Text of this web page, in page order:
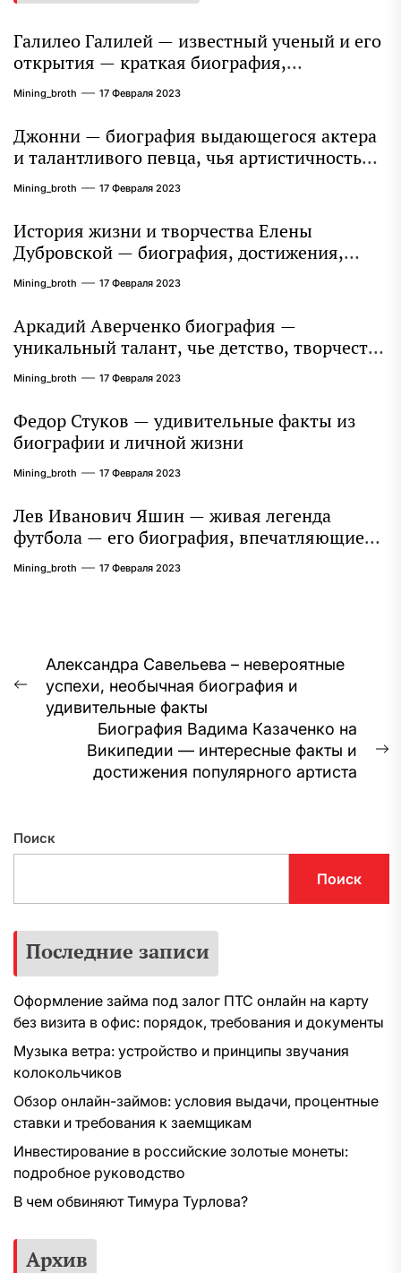
Галилео Галилей — известный ученый и его
открытия — краткая биография,
достижения и вклад в науку
Mining_broth 17 Февраля 2023
Джонни — биография выдающегося актера
и талантливого певца, чья артистичность
захватывает миллионы сердец
Mining_broth 17 Февраля 2023
История жизни и творчества Елены
Дубровской — биография, достижения,
интересные факты
Mining_broth 17 Февраля 2023
Аркадий Аверченко биография —
уникальный талант, чье детство, творчество
и литературное наследие продолжают
восхищать миллионы
Mining_broth 17 Февраля 2023
Федор Стуков — удивительные факты из
биографии и личной жизни
Mining_broth 17 Февраля 2023
Лев Иванович Яшин — живая легенда
футбола — его биография, впечатляющие
достижения и интересная личная жизнь
Mining_broth 17 Февраля 2023
Навигация
по
записям
Предыдущая
запись:
Александра Савельева – невероятные
успехи, необычная биография и
удивительные факты
Биография Вадима Казаченко на
Википедии — интересные факты и
достижения популярного артиста
Поиск
Поиск
Последние записи
Оформление займа под залог ПТС онлайн на карту
без визита в офис: порядок, требования и документы
Музыка ветра: устройство и принципы звучания
колокольчиков
Обзор онлайн-займов: условия выдачи, процентные
ставки и требования к заемщикам
Инвестирование в российские золотые монеты:
подробное руководство
В чем обвиняют Тимура Турлова?
Архив